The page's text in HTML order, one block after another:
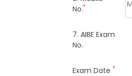
No.*
7. AIBE Exam
No.
Exam Date *